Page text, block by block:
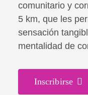
comunitario y
5 km, que les
sensación
mentalidad de
Inscribirse